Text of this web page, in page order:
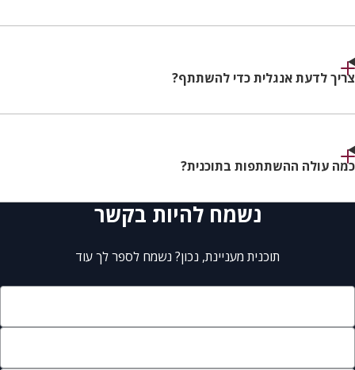
צריך לדעת אנגלית כדי להשתתף?
כמה עולה ההשתתפות בתוכנית?
נשמח להיות בקשר
תוכנית מעניינת, נכון? נשמח לספר לך עוד